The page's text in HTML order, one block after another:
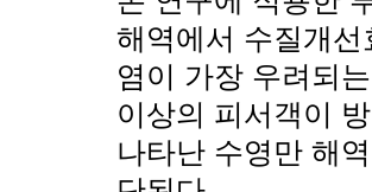
해역에서 수질개
염이 가장 우려되
이상의 피서객이
나타난 수영만 해